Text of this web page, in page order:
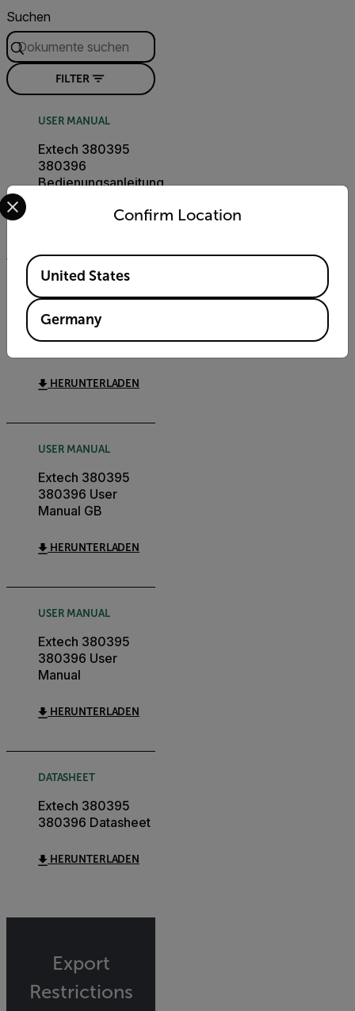
Suchen
FILTER
USER MANUAL
Extech 380395
380396
Bedienungsanleitung
HERUNTERLADEN
Extech 380396
Declaration of
Conformity
HERUNTERLADEN
USER MANUAL
Extech 380395
380396 User
Manual GB
HERUNTERLADEN
USER MANUAL
Extech 380395
380396 User
Manual
HERUNTERLADEN
DATASHEET
Extech 380395
380396 Datasheet
HERUNTERLADEN
Export
Restrictions
Confirm Location
Select your preferred country and language from the
Available Locations
United States
Germany